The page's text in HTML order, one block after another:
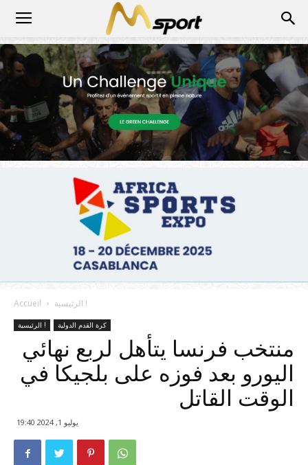
Accueil الرئيسية !
الرئيسية ! كرة القدم الدولية
منتخب فرنسا يتأهل لربع نهائي
اليورو بعد فوزه على بلجيكا في
الوقت القاتل
يوليو 1, 2024 19:40